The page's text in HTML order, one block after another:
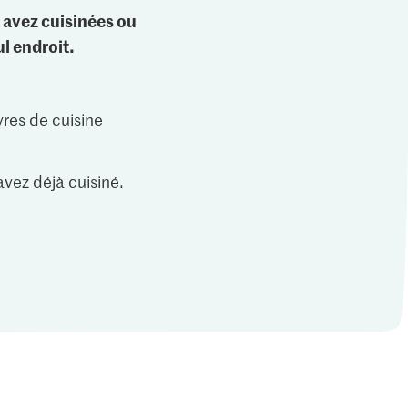
cuisinées ou
endroit.
de cuisine
déjà cuisiné.